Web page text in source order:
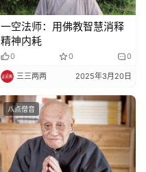
一空法师：用佛教智慧消释
精神内耗
0 0 0
三三两两 2025年3月20日
八点僧音